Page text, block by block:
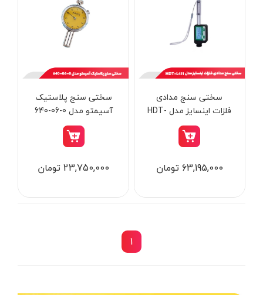
تومان تومان
ابزار جوش و برش
سختی سنج مدادی
فلزات اینسایز مدل HDT-
L411
63,195,000 تومان
سختی سنج پلاستیک
آسیمتو مدل 0-06-640
23,750,000 تومان
1